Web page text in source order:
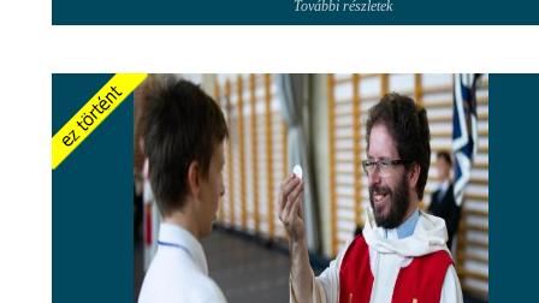
További részletek